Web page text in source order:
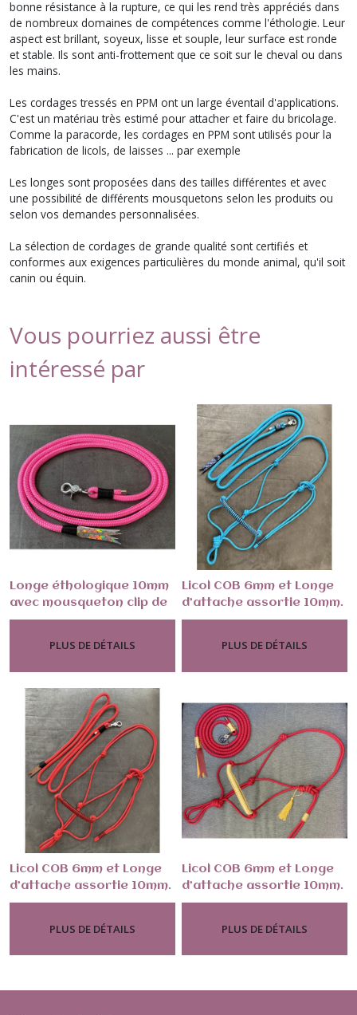
bonne résistance à la rupture, ce qui les rend très appréciés dans
de nombreux domaines de compétences comme l'éthologie. Leur
aspect est brillant, soyeux, lisse et souple, leur surface est ronde
et stable. Ils sont anti-frottement que ce soit sur le cheval ou dans
les mains.
Les cordages tressés en PPM ont un large éventail d'applications.
C'est un matériau très estimé pour attacher et faire du bricolage.
Comme la paracorde, les cordages en PPM sont utilisés pour la
fabrication de licols, de laisses ... par exemple
Les longes sont proposées dans des tailles différentes et avec
une possibilité de différents mousquetons selon les produits ou
selon vos demandes personnalisées.
La sélection de cordages de grande qualité sont certifiés et
conformes aux exigences particulières du monde animal, qu'il soit
canin ou équin.
Vous pourriez aussi être
intéressé par
Longe éthologique 10mm
avec mousqueton clip de
60mm-Monde Du Cheval Et
PLUS DE DÉTAILS
Licol COB 6mm et Longe
d’attache assortie 10mm.
Bleu océan-Monde Du Cheval
PLUS DE DÉTAILS
Licol COB 6mm et Longe
d’attache assortie 10mm.
Rouge-Monde Du Cheval Et
PLUS DE DÉTAILS
Licol COB 6mm et Longe
d’attache assortie 10mm.
Canneberge-Monde Du
PLUS DE DÉTAILS